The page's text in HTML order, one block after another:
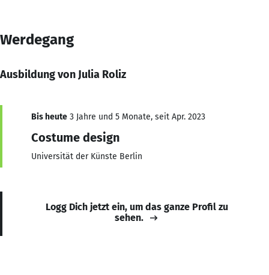
Werdegang
Ausbildung von Julia Roliz
Bis heute 3 Jahre und 5 Monate, seit Apr. 2023
Costume design
Universität der Künste Berlin
Logg Dich jetzt ein, um das ganze Profil zu
sehen.